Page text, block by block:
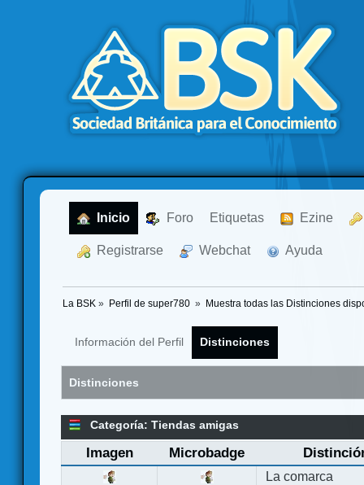
Inicio Foro Etiquetas Ezine
Registrarse Webchat Ayuda
La BSK » Perfil de super780 » Muestra todas las Distinciones
Información del Perfil Distinciones
Distinciones
Categoría: Tiendas amigas
Imagen Microbadge
La comarca